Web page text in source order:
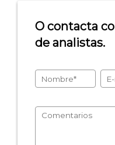
O contacta
de analistas.